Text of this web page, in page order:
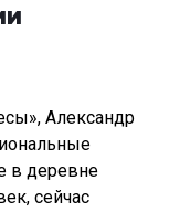
Александр
в деревне
сейчас